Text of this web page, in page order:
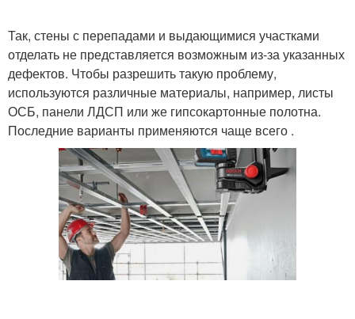
Гипсокартон на
деревянный каркас
Гипсокартон на стены
Так, стены с перепадами и выдающимися участками
отделать не представляется возможным из-за указанных
дефектов. Чтобы разрешить такую проблему,
используются различные материалы, например, листы
ОСБ, панели ЛДСП или же гипсокартонные полотна.
Последние варианты применяются чаще всего .